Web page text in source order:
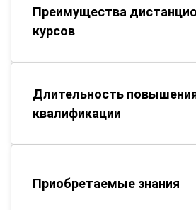
Преимущества
курсов
Длительность
квалификации
Приобретаемые знания